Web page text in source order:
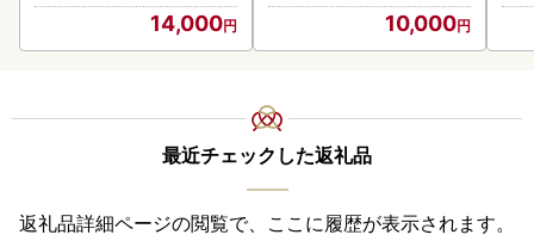
14,000 10,000
最近チェックした返礼品
返礼品詳細ページの閲覧で、ここに履歴が表示されます。